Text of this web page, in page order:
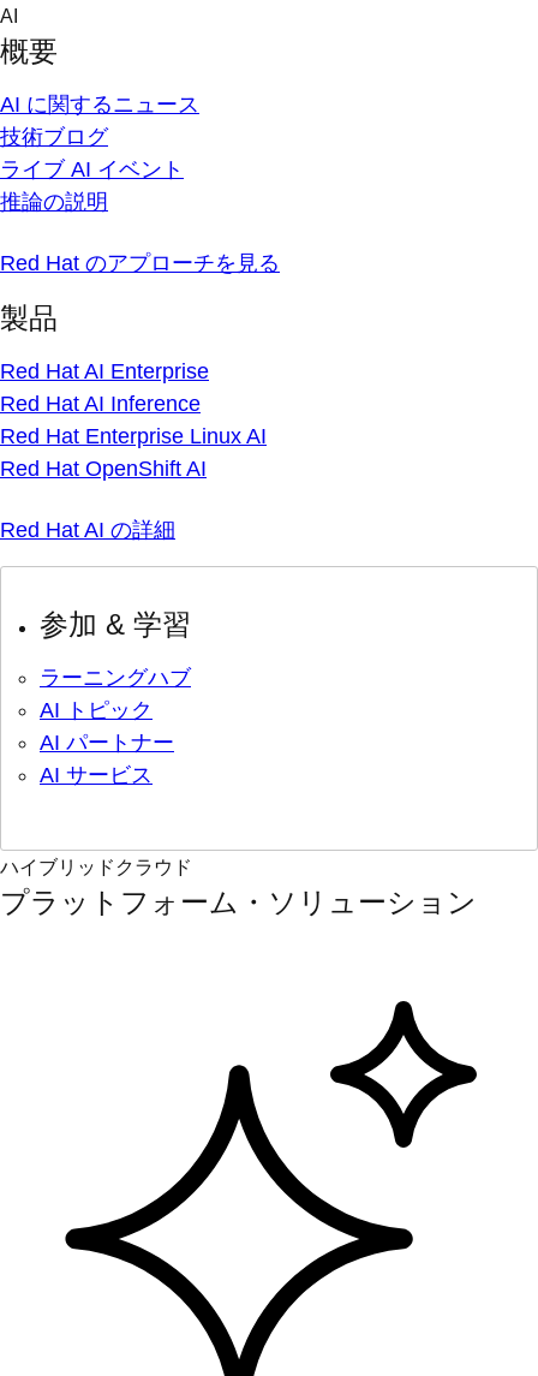
Skip
content
AI
概要
AI に関するニュース
技術ブログ
ライブ AI イベント
推論の説明
Red Hat のアプローチを見る
製品
Red Hat AI Enterprise
Red Hat AI Inference
Red Hat Enterprise Linux AI
Red Hat OpenShift AI
Red Hat AI の詳細
参加 & 学習
ラーニングハブ
AI トピック
AI パートナー
AI サービス
ハイブリッドクラウド
プラットフォーム・ソリューション